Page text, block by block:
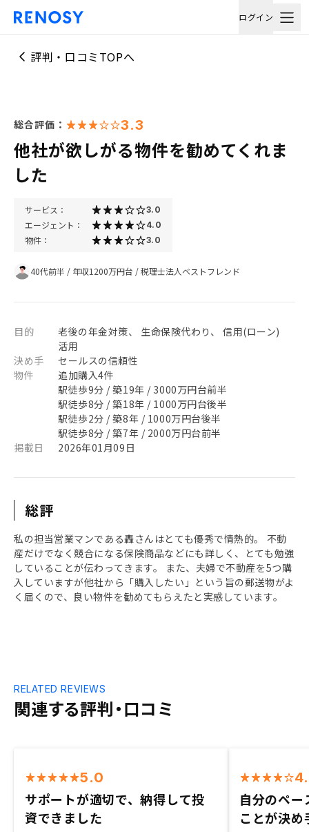
ログイン
評判・口コミTOPへ
総合評価： 3.3
他社が欲しがる物件を勧めてくれま
した
サービス： 3.0
エージェント： 4.0
物件： 3.0
40代前半 / 年収1200万円台 /税理士法人ベストフレンド
目的
老後の年金対策、 生命保険代わり、 信用(ローン)
活用
決め手
セールスの信頼性
物件
追加購入4件
駅徒歩9分 / 築19年 / 3000万円台前半
駅徒歩8分 / 築18年 / 1000万円台後半
駅徒歩2分 / 築8年 / 1000万円台後半
駅徒歩8分 / 築7年 / 2000万円台前半
掲載日
2026年01月09日
総評
私の担当営業マンである轟さんはとても優秀で情熱的。 不動
産だけでなく競合になる保険商品などにも詳しく、とても勉強
していることが伝わってきます。 また、夫婦で不動産を5つ購
入していますが他社から「購入したい」という旨の郵送物がよ
く届くので、良い物件を勧めてもらえたと実感しています。
関連する評判・口コミ
RELATED REVIEWS
5.0
サポートが適切で、納得して投
資できました
自分のペ
ことが決め